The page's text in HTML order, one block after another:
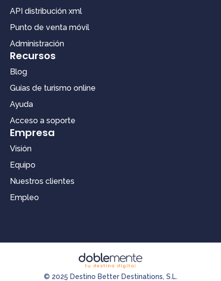
API distribución xml
Punto de venta móvil
Administración
Recursos
Blog
Guías de turismo online
Ayuda
Acceso a soporte
Empresa
Visión
Equipo
Nuestros clientes
Empleo
© 2025 Destino Better Destinations, S.L.